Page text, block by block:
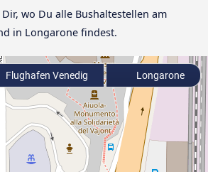
wo Du alle Bushaltestellen am
in Longarone findest.
Flughafen Venedig Longarone